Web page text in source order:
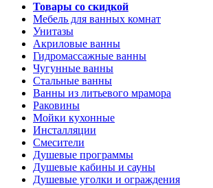
Товары со скидкой
Мебель для ванных комнат
Унитазы
Акриловые ванны
Гидромассажные ванны
Чугунные ванны
Стальные ванны
Ванны из литьевого мрамора
Раковины
Мойки кухонные
Инсталляции
Смесители
Душевые программы
Душевые кабины и сауны
Душевые уголки и ограждения